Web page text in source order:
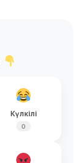
Күлкілі
0